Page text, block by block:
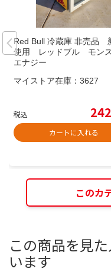
Red Bull 冷蔵庫 非売品
使用 レッドブル モン
エナジー
マイストア在庫： 3627
税込
カートに入れる
このカ
この商品を見
います